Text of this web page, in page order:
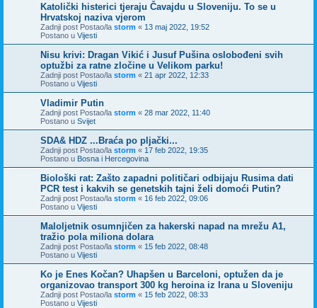
Katolički histerici tjeraju Čavajdu u Sloveniju. To se u
Hrvatskoj naziva vjerom
Zadnji post Postao/la storm « 13 maj 2022, 19:52
Postano u Vijesti
Nisu krivi: Dragan Vikić i Jusuf Pušina oslobođeni svih
optužbi za ratne zločine u Velikom parku!
Zadnji post Postao/la storm « 21 apr 2022, 12:33
Postano u Vijesti
Vladimir Putin
Zadnji post Postao/la storm « 28 mar 2022, 11:40
Postano u Svijet
SDA& HDZ ...Braća po pljački...
Zadnji post Postao/la storm « 17 feb 2022, 19:35
Postano u Bosna i Hercegovina
Biološki rat: Zašto zapadni političari odbijaju Rusima dati
PCR test i kakvih se genetskih tajni želi domoći Putin?
Zadnji post Postao/la storm « 16 feb 2022, 09:06
Postano u Vijesti
Maloljetnik osumnjičen za hakerski napad na mrežu A1,
tražio pola miliona dolara
Zadnji post Postao/la storm « 15 feb 2022, 08:48
Postano u Vijesti
Ko je Enes Kočan? Uhapšen u Barceloni, optužen da je
organizovao transport 300 kg heroina iz Irana u Sloveniju
Zadnji post Postao/la storm « 15 feb 2022, 08:33
Postano u Vijesti